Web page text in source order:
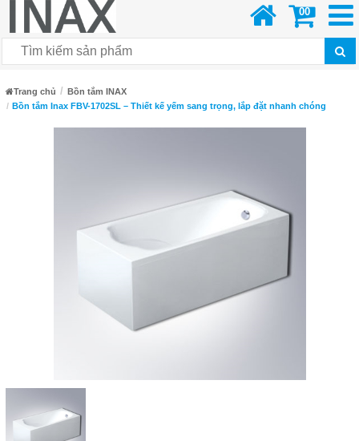
00
Trang chủ
Bồn tắm INAX
Bồn tắm Inax FBV-1702SL – Thiết kế yếm sang trọng, lắp đặt nhanh chóng